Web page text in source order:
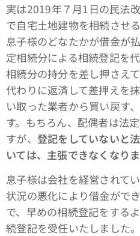
実は2019年７月1日の民法
で自宅土地建物を相続させ
息子様のどなたかが借金が
定相続分による相続登記を
相続分の持分を差し押さえ
代わりに返済して差押えを
い取った業者から買い戻す
す。もちろん、配偶者は法
すが、 登記をしていないと
いては、主張できなくなり
息子様は会社を経営されて
状況の悪化により借金がで
で、早めの相続登記をする
続登記を受任いたしました。